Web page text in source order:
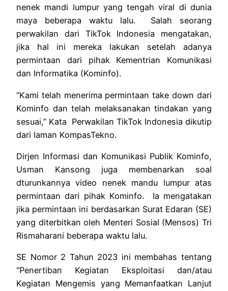
nenek mandi lumpur yang tengah viral di dunia
maya beberapa waktu lalu. Salah seorang
perwakilan dari TikTok Indonesia mengatakan,
jika hal ini mereka lakukan setelah adanya
permintaan dari pihak Kementrian Komunikasi
dan Informatika (Kominfo).
“Kami telah menerima permintaan take down dari
Kominfo dan telah melaksanakan tindakan yang
sesuai,” Kata Perwakilan TikTok Indonesia dikutip
dari laman KompasTekno.
Dirjen Informasi dan Komunikasi Publik Kominfo,
Usman Kansong juga membenarkan soal
dturunkannya video nenek mandu lumpur atas
permintaan dari pihak Kominfo. Ia mengatakan
jika permintaan ini berdasarkan Surat Edaran (SE)
yang diterbitkan oleh Menteri Sosial (Mensos) Tri
Rismaharani beberapa waktu lalu.
SE Nomor 2 Tahun 2023 ini membahas tentang
“Penertiban Kegiatan Eksploitasi dan/atau
Kegiatan Mengemis yang Memanfaatkan Lanjut